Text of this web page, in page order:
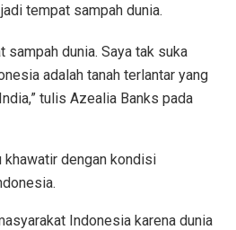
tempat sampah dunia.
sampah dunia. Saya tak suka
adalah tanah terlantar yang
tulis Azealia Banks pada
khawatir dengan kondisi
Indonesia karena dunia